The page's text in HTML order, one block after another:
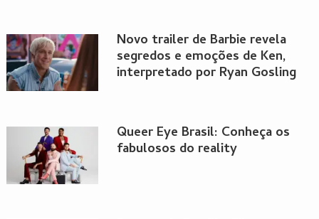
Novo trailer de Barbie revela
segredos e emoções de Ken,
interpretado por Ryan Gosling
Queer Eye Brasil: Conheça os
fabulosos do reality